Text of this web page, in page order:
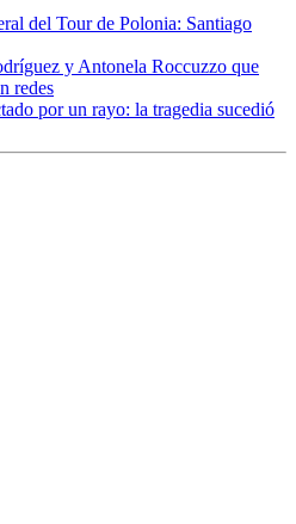
del Tour de Polonia: Santiago
y Antonela Roccuzzo que
redes
por un rayo: la tragedia sucedió